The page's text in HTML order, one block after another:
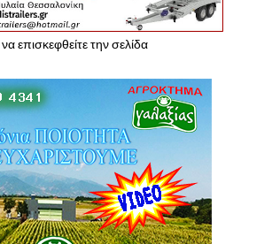
επισκεφθείτε την σελίδα